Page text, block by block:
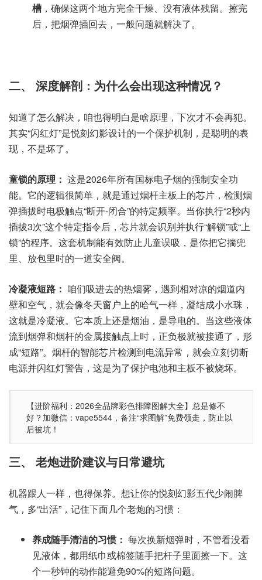
槽 ，确保这两个地方完全干燥、没有液体残留。擦完
后，把烟弹插回去，一般问题就解决了。
二、 深度解剖：为什么会出现这种情况？
知道了怎么解决，咱也得明白是啥原理，下次才不会再犯。
其实“闪红灯”是悦刻幻影设计的一个保护机制，是聪明的表
现，不是坏了。
童锁的原理： 这是2026年所有国标电子烟的强制安全功
能。它的逻辑很简单，就是通过烟杆主板上的芯片，检测烟
弹插拔时电极触点“断开-闭合”的特定频率。当你执行“2秒内
插拔3次”这个特定指令后，芯片就会识别并执行“解锁”或“上
锁”的程序。这套机制能有效防止儿童误吸，是你把它揣兜
里、放包里时的一道安全阀。
冷凝液短路： 咱们吸进去的热烟雾，遇到相对凉的烟道内
壁和空气，就会像冬天窗户上的哈气一样，凝结成小水珠，
这就是冷凝液。它本质上还是烟油，是导电的。当这些液体
流到烟弹和烟杆的金属接触点上时，正负极就被接通了，形
成“短路”。烟杆的智能芯片检测到电流异常，就会立刻切断
电源并闪红灯警告，这是为了保护电池和主板不被烧坏。
【进阶福利：2026全品牌彩色排障图解大全】总是修不
好？加微信：vape5544，备注“求图解”免费领走，防止以
后被坑！
三、 老炮进阶建议与日常避坑
机器跟人一样，也得保养。想让你的悦刻幻影五代少闹脾
气，多“出活”，记住下面几个老炮的习惯：
养成随手清洁的习惯： 每次换新烟弹时，不管看没看
见液体，都用纸巾或棉签随手把杆子里面擦一下。这
个一秒钟的动作能避免90%的短路问题。